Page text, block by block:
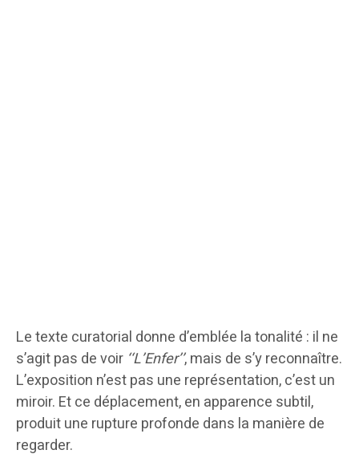
Le texte curatorial donne d’emblée la tonalité : il ne
s’agit pas de voir ‘‘L’Enfer’’, mais de s’y reconnaître.
L’exposition n’est pas une représentation, c’est un
miroir. Et ce déplacement, en apparence subtil,
produit une rupture profonde dans la manière de
regarder.